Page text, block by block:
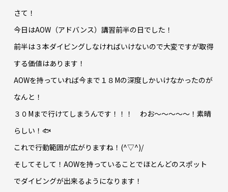
さて！
今日はAOW（アドバンス）講習前半の日でした！
前半は３本ダイビングしなければいけないので大変ですが取得
する価値はあります！
AOWを持っていれば今まで１８Mの深度しかいけなかったのが
なんと！
３０Mまで行けてしまうんです！！！ わお～～～～～！素晴
らしい！🐟
これで行動範囲が広がりますね！(^▽^)/
そしてそして！AOWを持っていることでほとんどのスポット
でダイビングが出来るようになります！